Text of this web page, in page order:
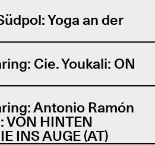
Yoga an der
Cie. Youkali: ON
Antonio Ramón
VON HINTEN
INS AUGE (AT)